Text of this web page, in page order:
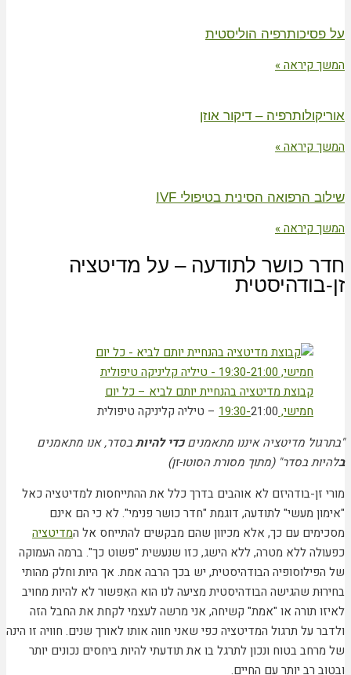
על פסיכותרפיה הוליסטית
המשך קיראה »
אוריקולותרפיה – דיקור אוזן
המשך קיראה »
שילוב הרפואה הסינית בטיפולי IVF
המשך קיראה »
חדר כושר לתודעה – על מדיטציה
זן-בודהיסטית
קבוצת מדיטציה בהנחיית יותם לביא – כל יום
חמישי, 19:30- 21:00 – טיליה קליניקה טיפולית
"בתרגול מדיטציה איננו מתאמניםכדי להיותבסדר, אנו מתאמנים
בלהיות בסדר" (מתוך מסורת הסוטו-זן)
מורי זן-בודהיזם לא אוהבים בדרך כלל את ההתייחסות למדיטציה כאל
"אימון מעשי" לתודעה, דוגמת "חדר כושר פנימי". לא כי הם אינם
מסכימים עם כך, אלא מכיוון שהם מבקשים להתייחס אל המדיטציה
כפעולה ללא מטרה, ללא הישג, כזו שנעשית "פשוט כך". ברמה העמוקה
של הפילוסופיה הבודהיסטית, יש בכך הרבה אמת. אך היות וחלק מהותי
בחירוּת שהגישה הבודהיסטית מציעה לנו הוא האִפשור לא להיות מחויב
לאיזו תורה או "אמת" קשיחה, אני מרשה לעצמי לקחת את החבל הזה
ולדבר על תרגול המדיטציה כפי שאני חווה אותו לאורך שנים. חוויה זו הינה
של מרחב בטוח ונכון לתרגל בו את תודעתי להיות ביחסים נכונים יותר
ובטוב רב יותר עם החיים.